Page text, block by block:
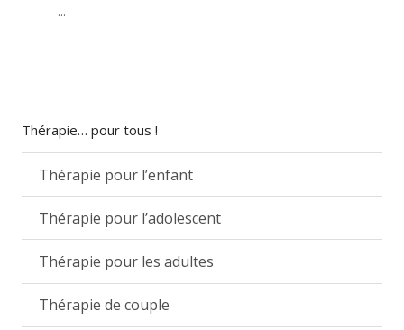
...
Thérapie… pour tous !
Thérapie pour l’enfant
Thérapie pour l’adolescent
Thérapie pour les adultes
Thérapie de couple